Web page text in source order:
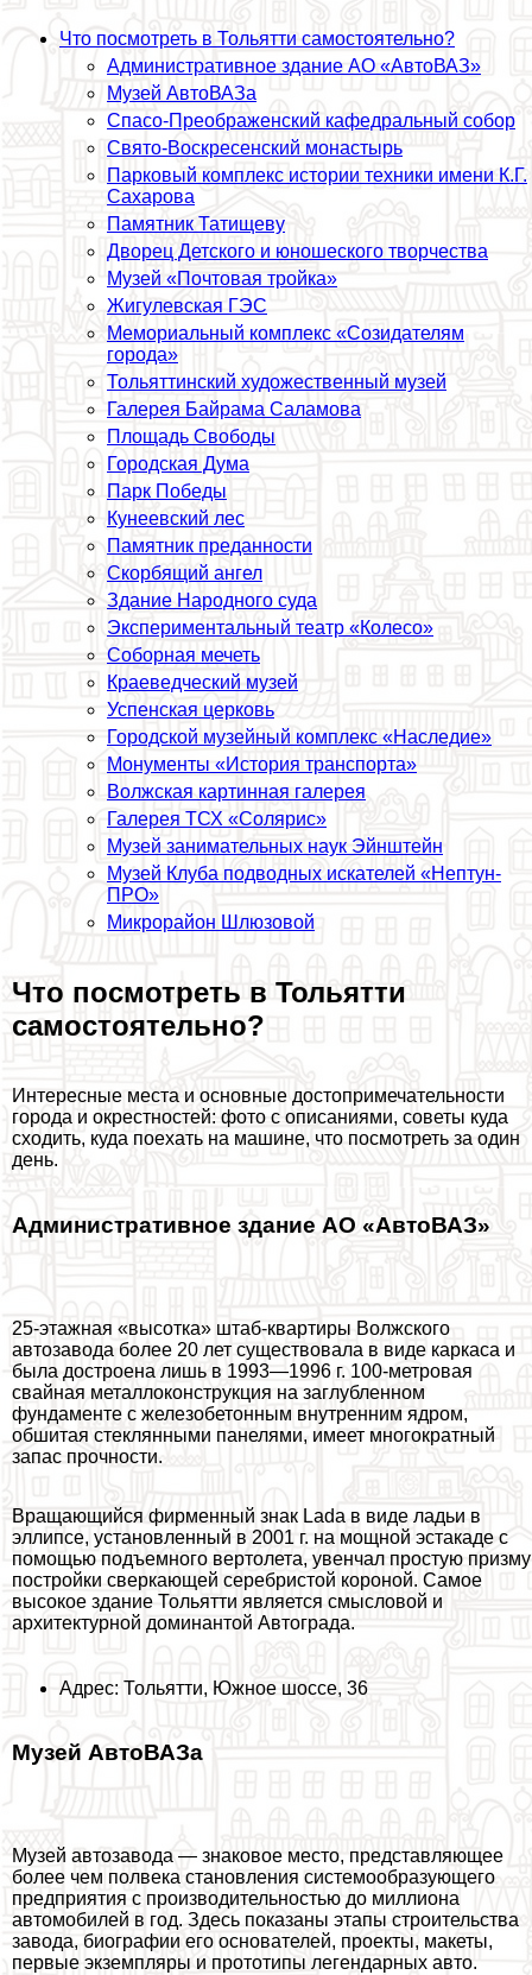
Что посмотреть в Тольятти самостоятельно?
Административное здание АО «АвтоВАЗ»
Музей АвтоВАЗа
Спасо-Преображенский кафедральный собор
Свято-Воскресенский монастырь
Парковый комплекс истории техники имени К.Г.
Сахарова
Памятник Татищеву
Дворец Детского и юношеского творчества
Музей «Почтовая тройка»
Жигулевская ГЭС
Мемориальный комплекс «Созидателям
города»
Тольяттинский художественный музей
Галерея Байрама Саламова
Площадь Свободы
Городская Дума
Парк Победы
Кунеевский лес
Памятник преданности
Скорбящий ангел
Здание Народного суда
Экспериментальный театр «Колесо»
Соборная мечеть
Краеведческий музей
Успенская церковь
Городской музейный комплекс «Наследие»
Монументы «История трaнcпорта»
Волжская картинная галерея
Галерея ТСХ «Солярис»
Музей занимательных наук Эйнштейн
Музей Клуба подводных искателей «Нептун-
ПРО»
Микрорайон Шлюзовой
Что посмотреть в Тольятти
самостоятельно?
Интересные места и основные достопримечательности
города и окрестностей: фото с описаниями, советы куда
сходить, куда поехать на машине, что посмотреть за один
день.
Административное здание АО «АвтоВАЗ»
25-этажная «высотка» штаб-квартиры Волжского
автозавода более 20 лет существовала в виде каркаса и
была достроена лишь в 1993—1996 г. 100-метровая
свайная металлоконструкция на заглубленном
фундаменте с железобетонным внутренним ядром,
обшитая стеклянными панелями, имеет многократный
запас прочности.
Вращающийся фирменный знак Lada в виде ладьи в
эллипсе, установленный в 2001 г. на мощной эстакаде с
помощью подъемного вертолета, увенчал простую призму
постройки сверкающей серебристой короной. Самое
высокое здание Тольятти является смысловой и
архитектурной доминантой Автограда.
Адрес: Тольятти, Южное шоссе, 36
Музей АвтоВАЗа
Музей автозавода — знаковое место, представляющее
более чем полвека становления системообразующего
предприятия с производительностью до миллиона
автомобилей в год. Здесь показаны этапы строительства
завода, биографии его основателей, проекты, макеты,
первые экземпляры и прототипы легендарных авто.